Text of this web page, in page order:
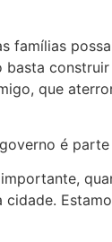
famílias
que
é